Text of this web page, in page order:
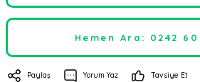
Hemen Ara: 0242
Paylaş Yorum Yaz Tavsiye Et